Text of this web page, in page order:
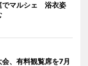
でマルシェ 浴衣姿
、有料観覧席を7月